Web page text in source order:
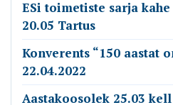
ESi toimetiste sarja
20.05 Tartus
Konverents “150 aastat
22.04.2022
Aastakoosolek 25.03